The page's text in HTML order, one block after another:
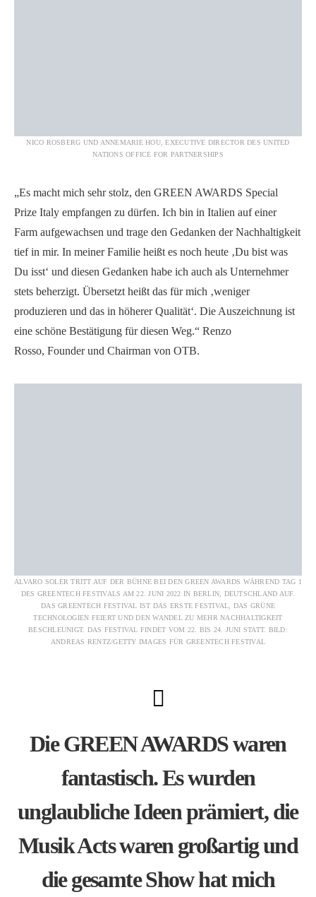
NICO ROSBERG UND ANNEMARIE HOU, EXECUTIVE DIRECTOR DES UNITED
NATIONS OFFICE FOR PARTNERSHIPS
„Es macht mich sehr stolz, den GREEN AWARDS Special
Prize Italy empfangen zu dürfen. Ich bin in Italien auf einer
Farm aufgewachsen und trage den Gedanken der Nachhaltigkeit
tief in mir. In meiner Familie heißt es noch heute ‚Du bist was
Du isst‘ und diesen Gedanken habe ich auch als Unternehmer
stets beherzigt. Übersetzt heißt das für mich ‚weniger
produzieren und das in höherer Qualität‘. Die Auszeichnung ist
eine schöne Bestätigung für diesen Weg.“ Renzo
Rosso, Founder und Chairman von OTB.
ALVARO SOLER TRITT AUF DER BÜHNE BEI DEN GREEN AWARDS WÄHREND TAG 1
DES GREENTECH FESTIVALS AM 22. JUNI 2022 IN BERLIN, DEUTSCHLAND AUF.
DAS GREENTECH FESTIVAL IST DAS ERSTE FESTIVAL, DAS GRÜNE
TECHNOLOGIEN FEIERT UND DEN WANDEL ZU MEHR NACHHALTIGKEIT
BESCHLEUNIGT. DAS FESTIVAL FINDET VOM 22. BIS 24. JUNI STATT. BILD:
ANDREAS RENTZ/GETTY IMAGES FÜR GREENTECH FESTIVAL
Die GREEN AWARDS waren
fantastisch. Es wurden
unglaubliche Ideen prämiert, die
Musik Acts waren großartig und
die gesamte Show hat mich